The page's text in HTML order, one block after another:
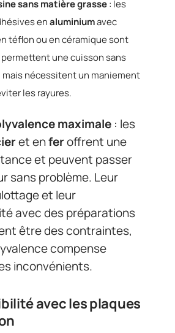
sans matière grasse: les
enaluminiumavec
téflon ou en céramique sont
une cuisson sans
mais nécessitent un maniement
les rayures.
maximale : les
et enferoffrent une
et peuvent passer
sans problème. Leur
et leur
avec des préparations
être des contraintes,
compense
inconvénients.
avec les plaques